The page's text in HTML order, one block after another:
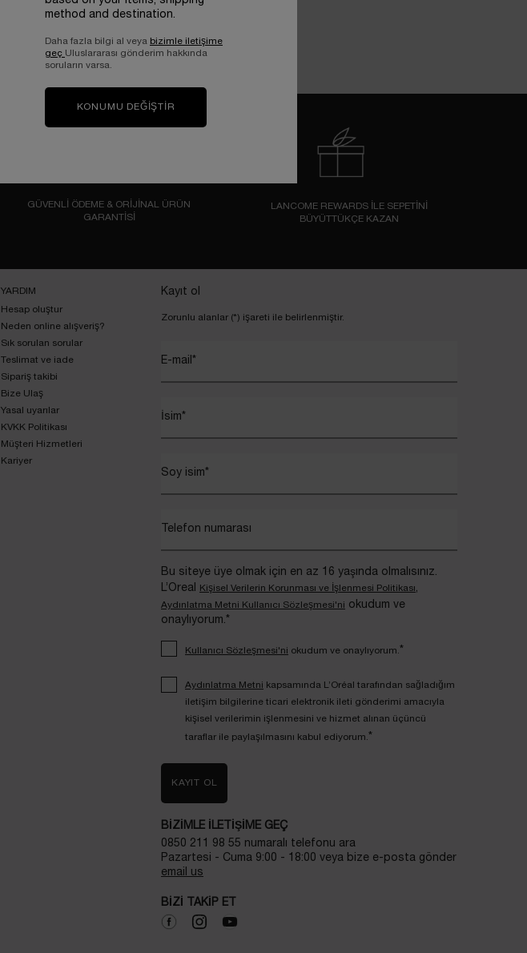
GÜVENLİ ÖDEME & ORİJİNAL ÜRÜN
GARANTİSİ
LANCOME REWARDS İLE SEPETİNİ
BÜYÜTTÜKÇE KAZAN
YARDIM
Hesap oluştur
Neden online alışveriş?
Sık sorulan sorular
Teslimat ve iade
Sipariş takibi
Bize Ulaş
Yasal uyarılar
KVKK Politikası
Müşteri Hizmetleri
Kariyer
Kayıt ol
Zorunlu alanlar (*) işareti ile belirlenmiştir.
E-mail *
İsim*
Soy isim*
Telefon numarası
Bu siteye üye olmak için en az 16 yaşında olmalısınız.
L’Oreal
Kişisel Verilerin Korunması ve İşlenmesi Politikası,
Aydınlatma Metni Kullanıcı Sözleşmesi'ni okudum ve
onaylıyorum.*
Kullanıcı Sözleşmesi'ni okudum ve onaylıyorum.*
Aydınlatma Metni kapsamında L’Oréal tarafından sağladığım
iletişim bilgilerine ticari elektronik ileti gönderimi amacıyla
kişisel verilerimin işlenmesini ve hizmet alınan üçüncü
taraflar ile paylaşılmasını kabul ediyorum.*
KAYIT OL
BIZIMLE ILETIŞIME GEÇ
0850 211 98 55 numaralı telefonu ara
Pazartesi - Cuma 9:00 - 18:00 veya bize e-posta gönder
email us
BIZI TAKIP ET
method and destination.
Daha fazla bilgi al veya bizimle iletişime
geç Uluslararası gönderim hakkında
soruların varsa.
KONUMU DEĞIŞTIR